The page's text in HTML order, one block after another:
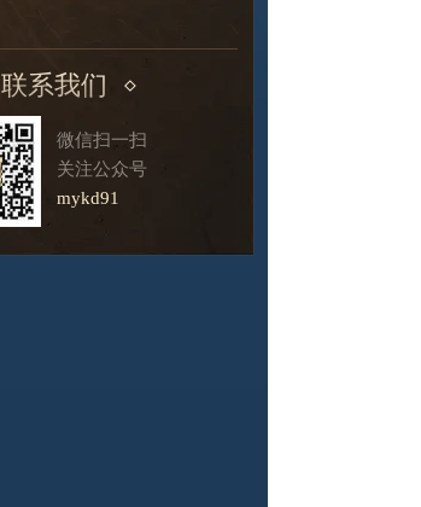
联系我们
微信扫一扫
关注公众号
mykd91